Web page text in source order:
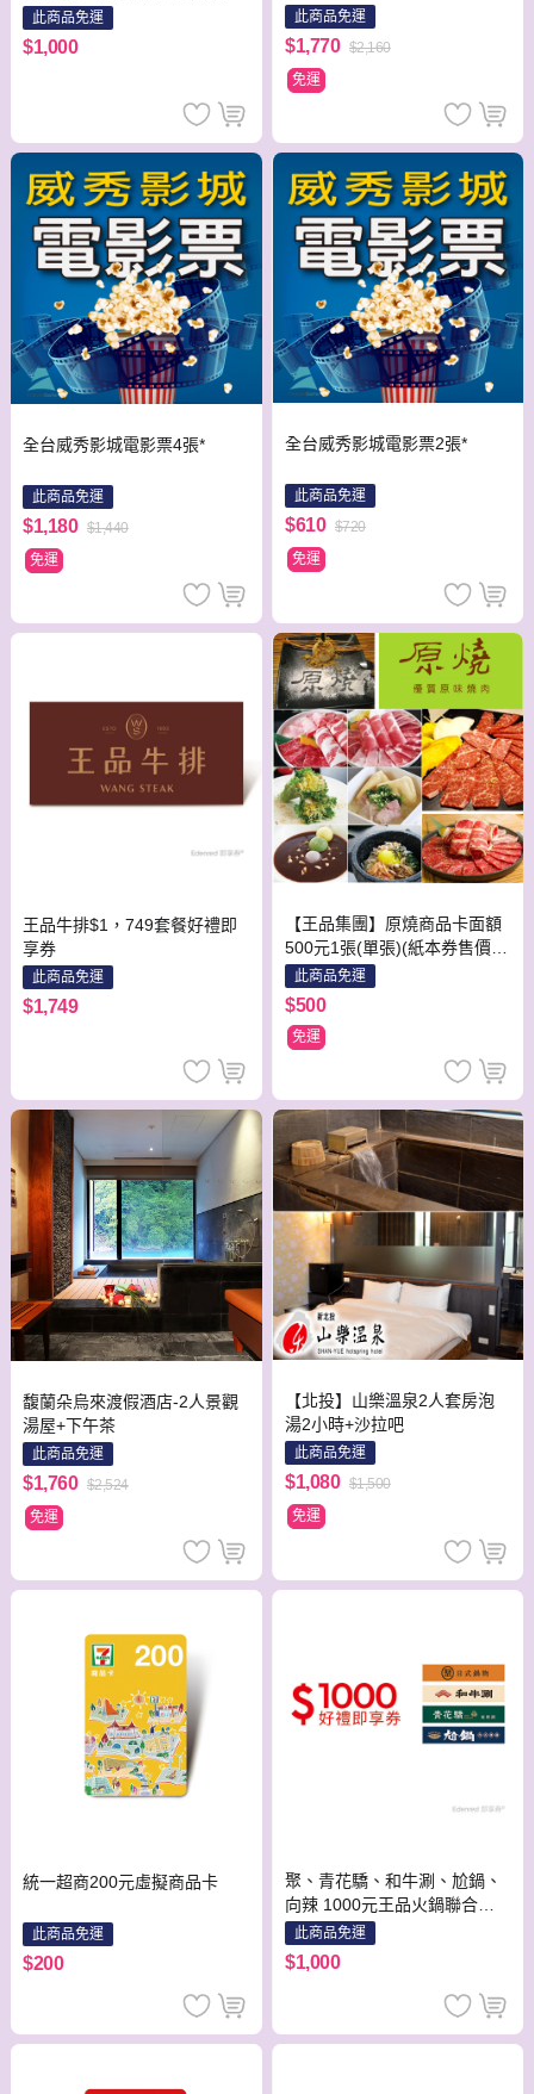
中使用)
此商品免運
$1,000
此商品免運
$1,770 $2,160
免運
全台威秀影城電影票4張*
此商品免運
$1,180 $1,440
免運
全台威秀影城電影票2張*
此商品免運
$610 $720
免運
王品牛排$1，749套餐好禮即
享券
此商品免運
$1,749
【王品集團】原燒商品卡面額
500元1張(單張)(紙本券售價含
平台物流處理費用)
此商品免運
$500
免運
馥蘭朵烏來渡假酒店-2人景觀
湯屋+下午茶
此商品免運
$1,760 $2,524
免運
【北投】山樂溫泉2人套房泡
湯2小時+沙拉吧
此商品免運
$1,080 $1,500
免運
統一超商200元虛擬商品卡
此商品免運
$200
聚、青花驕、和牛涮、尬鍋、
向辣 1000元王品火鍋聯合好
禮即享券(一次抵用型)
此商品免運
$1,000